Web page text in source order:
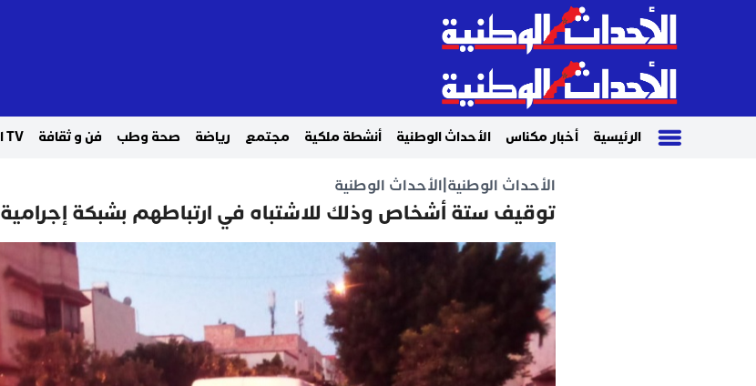
الرئيسية أخبار مكناس الأحداث الوطنية أنشطة ملكية مجتمع رياضة صحة وطب فن و ثقافة TV الاحدات بريس
الأحداث الوطنية الأحداث الوطنية
توقيف ستة أشخاص وذلك للاشتباه في ارتباطهم بشبكة إجرامية